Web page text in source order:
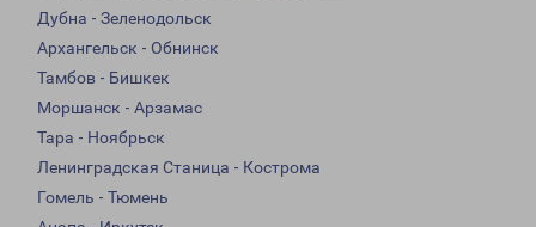
Дубна - Зеленодольск
Архангельск - Обнинск
Тамбов - Бишкек
Моршанск - Арзамас
Тара - Ноябрьск
Ленинградская Станица - Кострома
Гомель - Тюмень